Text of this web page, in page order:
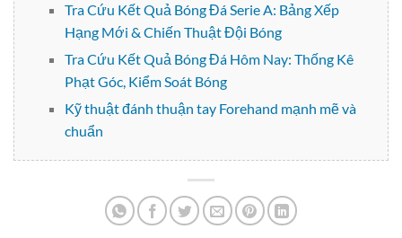
Tra Cứu Kết Quả Bóng Đá Serie A: Bảng Xếp
Hạng Mới & Chiến Thuật Đội Bóng
Tra Cứu Kết Quả Bóng Đá Hôm Nay: Thống Kê
Phạt Góc, Kiểm Soát Bóng
Kỹ thuật đánh thuận tay Forehand mạnh mẽ và
chuẩn